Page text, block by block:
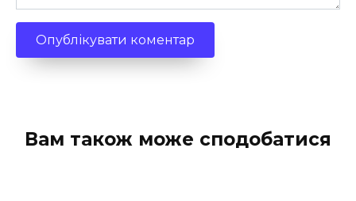
Вам також може сподобатися